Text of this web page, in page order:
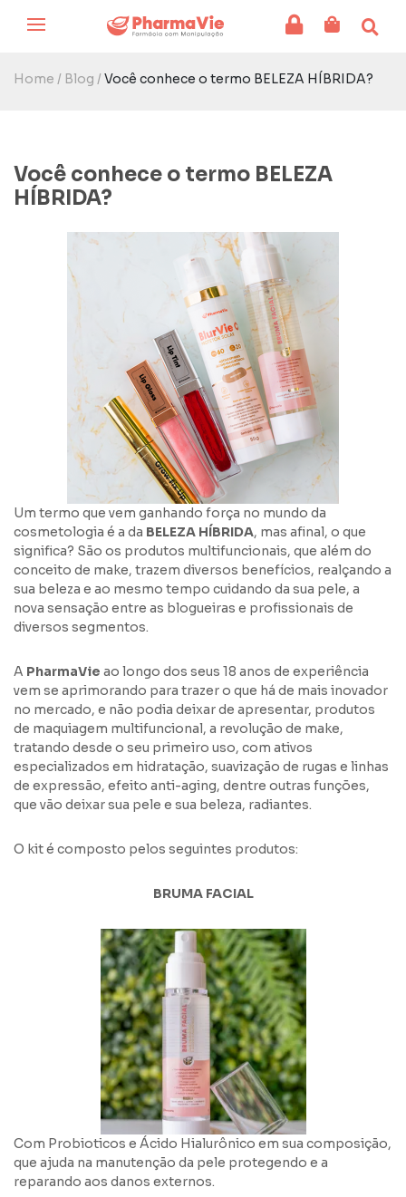
Home / Blog /Você conhece o termo BELEZA HÍBRIDA?
Você conhece o termo BELEZA
HÍBRIDA?
Um termo que vem ganhando força no mundo da
cosmetologia é a da BELEZA HÍBRIDA, mas afinal, o que
significa? São os produtos multifuncionais, que além do
conceito de make, trazem diversos benefícios, realçando a
sua beleza e ao mesmo tempo cuidando da sua pele, a
nova sensação entre as blogueiras e profissionais de
diversos segmentos.
A PharmaVie ao longo dos seus 18 anos de experiência
vem se aprimorando para trazer o que há de mais inovador
no mercado, e não podia deixar de apresentar, produtos
de maquiagem multifuncional, a revolução de make,
tratando desde o seu primeiro uso, com ativos
especializados em hidratação, suavização de rugas e linhas
de expressão, efeito anti-aging, dentre outras funções,
que vão deixar sua pele e sua beleza, radiantes.
O kit é composto pelos seguintes produtos:
BRUMA FACIAL
Com Probioticos e Ácido Hialurônico em sua composição,
que ajuda na manutenção da pele protegendo e a
reparando aos danos externos.